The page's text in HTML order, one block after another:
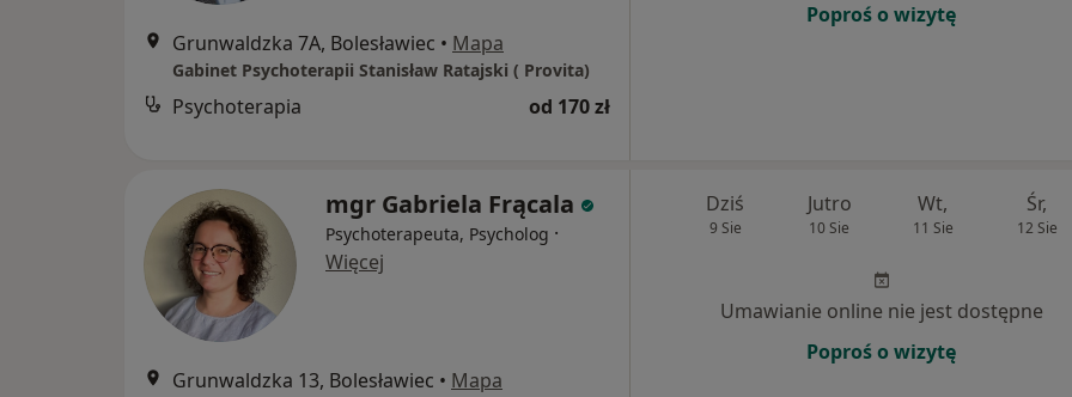
Grunwaldzka 7A, Bolesławiec • Mapa
Gabinet Psychoterapii Stanisław Ratajski ( Provita)
Psychoterapia od 170 zł
Poproś o wizytę
mgr Gabriela Frącala
Psychoterapeuta, Psycholog ·
Więcej
Grunwaldzka 13, Bolesławiec • Mapa
Dziś
9 Sie
Jutro
10 Sie
Wt,
11 Sie
Śr,
12 Sie
Umawianie online nie jest dostępne
Poproś o wizytę